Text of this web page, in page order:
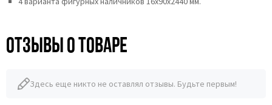
Отзывы о товаре
Здесь еще никто не оставлял отзывы. Будьте первым!